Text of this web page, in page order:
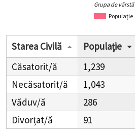
Populație
Grupa de vârstă
Starea Civilă Populație
Căsatorit/ă
1,239
Necăsatorit/ă
1,043
Văduv/ă
286
Divorțat/ă
91